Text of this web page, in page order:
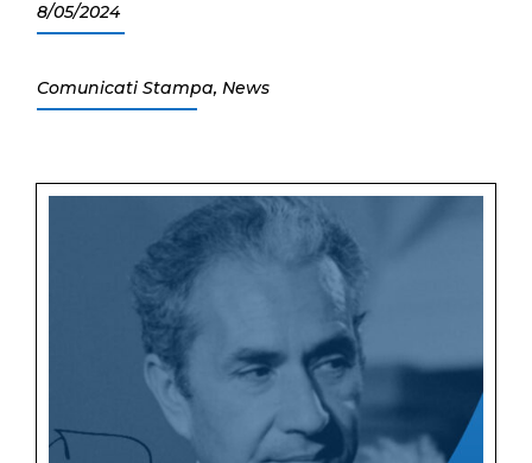
8/05/2024
Comunicati Stampa,News